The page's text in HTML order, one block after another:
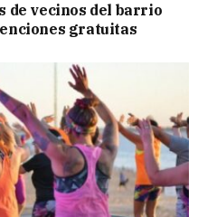
de vecinos del barrio
gratuitas